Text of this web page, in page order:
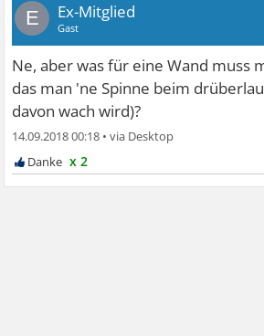
E Ex-Mitglied
Gast
Ne, aber was für eine Wand muss
das man 'ne Spinne beim
davon wach wird)?
14.09.2018 00:18 •
x 2